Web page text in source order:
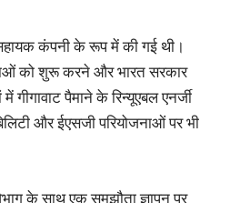
सहायक कंपनी के रूप में की गई थी।
को शुरू करने और भारत सरकार
गीगावाट पैमाने के रिन्यूएबल एनर्जी
और ईएसजी परियोजनाओं पर भी
के साथ एक समझौता ज्ञापन पर